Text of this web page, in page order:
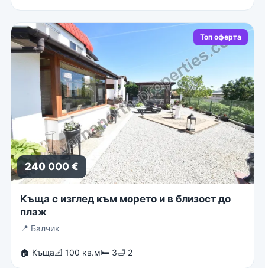
Топ оферта
240 000 €
Къща с изглед към морето и в близост до
плаж
📍 Балчик
🏠 Къща📐 100 кв.м🛏 3🛁 2